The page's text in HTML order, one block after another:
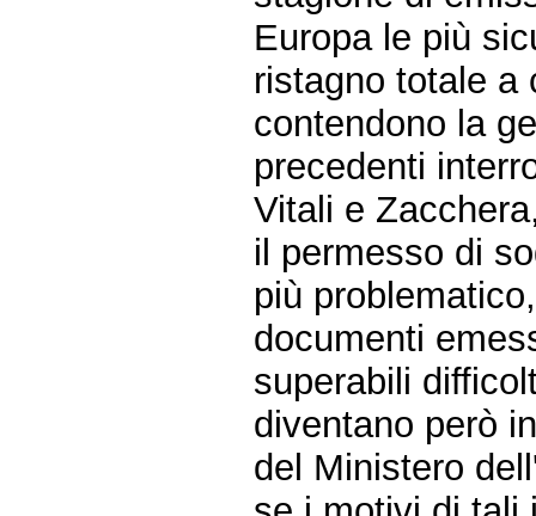
Europa le più
ristagno totale
contendono la
precedenti
Vitali e
il permesso di
più
documenti
superabili
diventano però
del Ministero